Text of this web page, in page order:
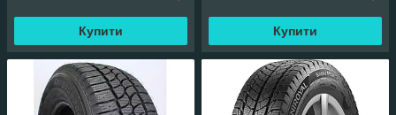
Купити Купити